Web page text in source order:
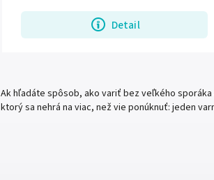
Detail
Ak hľadáte spôsob, ako variť bez veľkého
ktorý sa nehrá na viac, než vie ponúknuť: jeden